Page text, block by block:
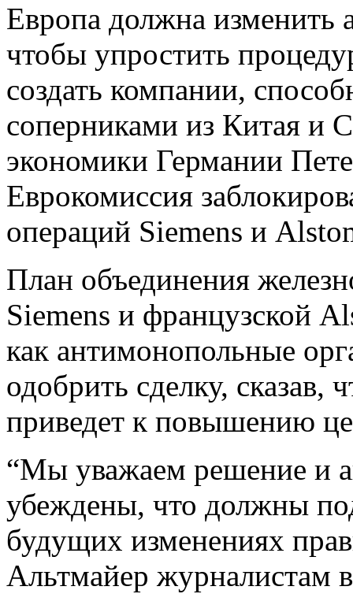
Европа должна
чтобы упростить
создать компании,
соперниками из Китая и
экономики Германии
Еврокомиссия
операций Siemens и
План объединения
Siemens и французской
как антимонопольные
одобрить сделку, сказав,
приведет к повышению
“Мы уважаем решение и
убеждены, что должны
будущих изменениях
Альтмайер журналистам